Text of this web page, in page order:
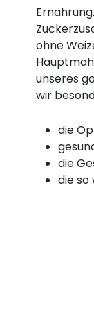
ohne
unseres
wir
die
die
die so